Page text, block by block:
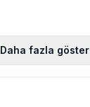
Daha fazla göster